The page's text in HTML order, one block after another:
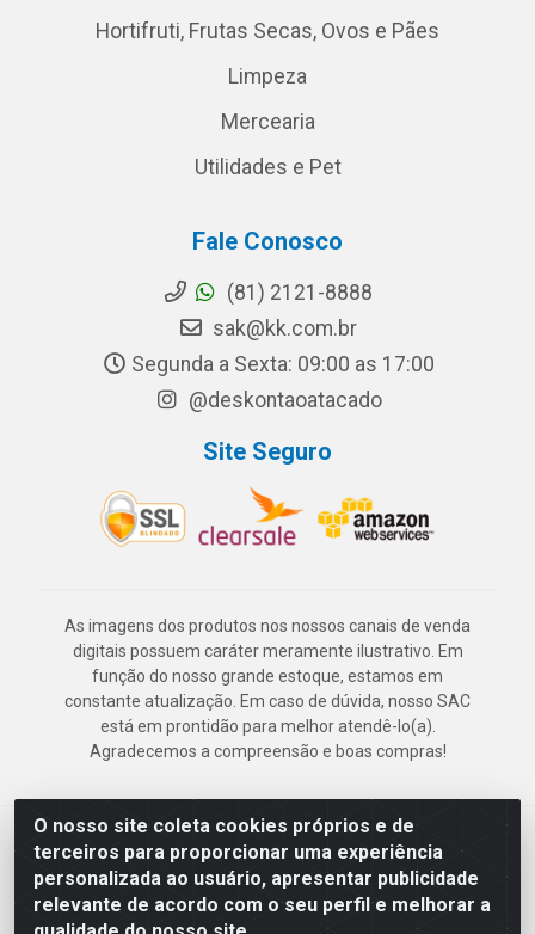
O nosso site coleta cookies próprios e de
terceiros para proporcionar uma experiência
personalizada ao usuário, apresentar publicidade
relevante de acordo com o seu perfil e melhorar a
Hortifruti, Frutas Secas, Ovos e Pães
Limpeza
Mercearia
Utilidades e Pet
Fale Conosco
(81) 2121-8888
sak@kk.com.br
Segunda a Sexta: 09:00 as 17:00
@deskontaoatacado
Site Seguro
As imagens dos produtos nos nossos canais de venda
digitais possuem caráter meramente ilustrativo. Em
função do nosso grande estoque, estamos em
constante atualização. Em caso de dúvida, nosso SAC
está em prontidão para melhor atendê-lo(a).
Agradecemos a compreensão e boas compras!
Deskontão Atacado - Av. Marechal Mascarenhas de Morais, 2471 -
Imbiribeira - Recife/PE - CEP 51.150-001 - CNPJ 24.150.377/0003-
57